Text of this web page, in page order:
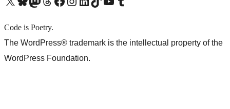
Code is Poetry.
The WordPress® trademark is the intellectual property of the
WordPress Foundation.